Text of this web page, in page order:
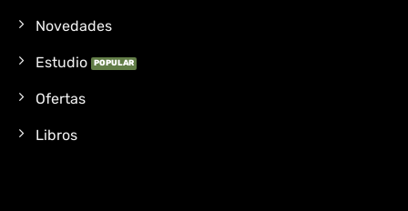
Novedades
Estudio
Ofertas
Libros